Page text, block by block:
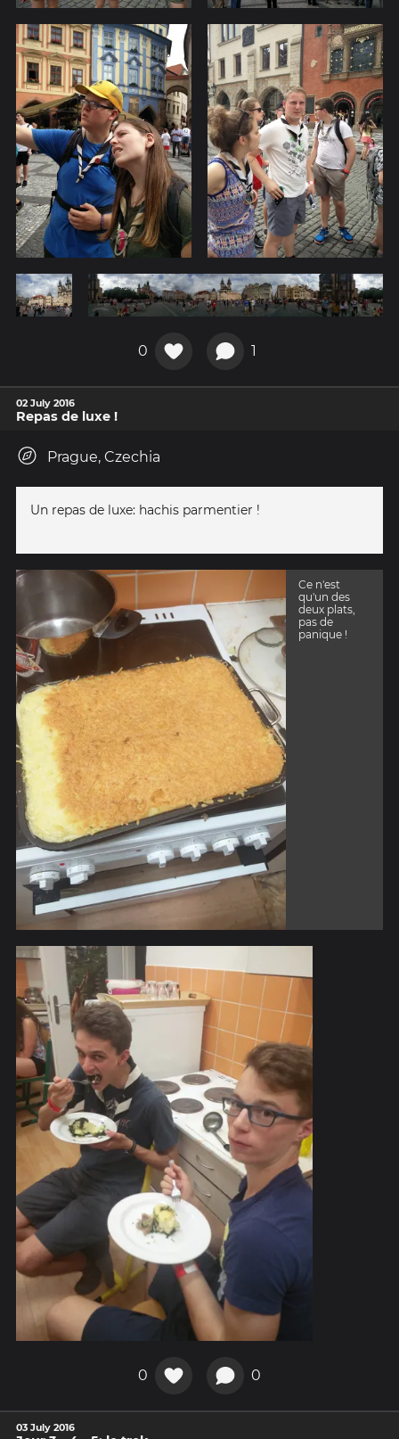
0 1
02 July 2016
Repas de luxe !
Prague, Czechia
Un repas de luxe: hachis parmentier !
Ce n'est
qu'un des
deux plats,
pas de
panique !
0 0
03 July 2016